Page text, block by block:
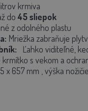
krmiva
do 45 sliepok
z odolného plastu
Mriežka zabraňuje
Ľahko viditeľné,
krmítko s vekom a
x 657 mm , výška